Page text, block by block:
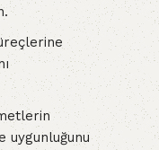
uygunluğunu